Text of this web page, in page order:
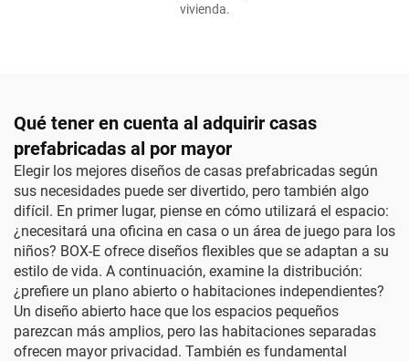
vivienda.
Qué tener en cuenta al adquirir casas
prefabricadas al por mayor
Elegir los mejores diseños de casas prefabricadas según
sus necesidades puede ser divertido, pero también algo
difícil. En primer lugar, piense en cómo utilizará el espacio:
¿necesitará una oficina en casa o un área de juego para los
niños? BOX-E ofrece diseños flexibles que se adaptan a su
estilo de vida. A continuación, examine la distribución:
¿prefiere un plano abierto o habitaciones independientes?
Un diseño abierto hace que los espacios pequeños
parezcan más amplios, pero las habitaciones separadas
ofrecen mayor privacidad. También es fundamental